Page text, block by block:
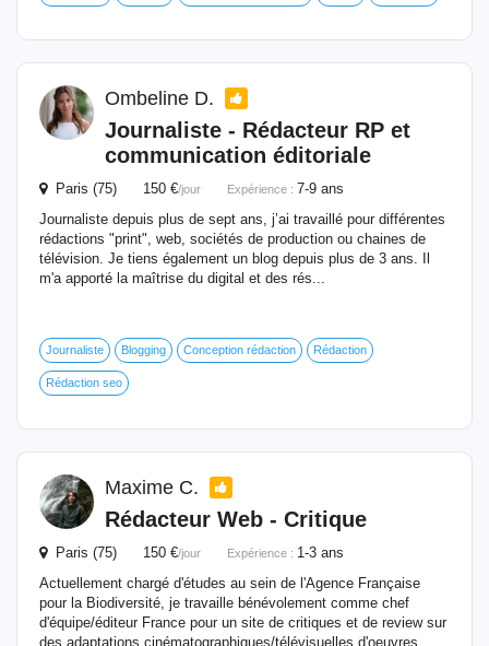
Ombeline D.
Journaliste - Rédacteur RP et
communication éditoriale
Paris (75) 150 €/jour Expérience : 7-9 ans
Journaliste depuis plus de sept ans, j’ai travaillé pour différentes
rédactions "print", web, sociétés de production ou chaines de
télévision. Je tiens également un blog depuis plus de 3 ans. Il
m'a apporté la maîtrise du digital et des rés...
Journaliste Blogging Conception rédaction Rédaction
Rédaction seo
Maxime C.
Rédacteur Web - Critique
Paris (75) 150 €/jour Expérience : 1-3 ans
Actuellement chargé d'études au sein de l'Agence Française
pour la Biodiversité, je travaille bénévolement comme chef
d'équipe/éditeur France pour un site de critiques et de review sur
des adaptations cinématographiques/télévisuelles d'oeuvres